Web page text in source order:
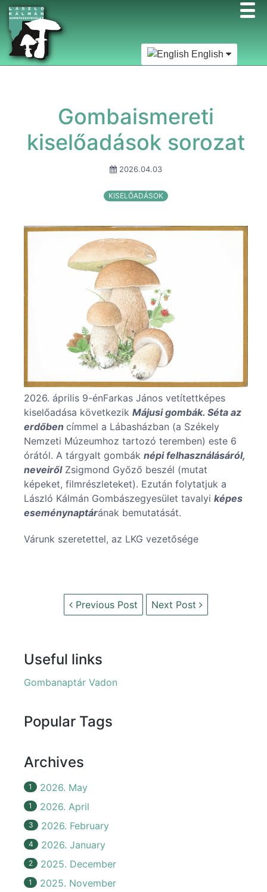
English
Gombaismereti
kiselőadások sorozat
2026.04.03
KISELŐADÁSOK
2026. április 9-énFarkas János vetítettképes
kiselőadása következik Májusi gombák. Séta az
erdőben címmel a Lábasházban (a Székely
Nemzeti Múzeumhoz tartozó teremben) este 6
órától. A tárgyalt gombák népi felhasználásáról,
neveirőlZsigmond Győző beszél (mutat
képeket, filmrészleteket). Ezután folytatjuk a
László Kálmán Gombászegyesület tavalyi képes
eseménynaptárának bemutatását.
Várunk szeretettel, az LKG vezetősége
Previous Post Next Post
Useful links
Gombanaptár Vadon
Popular Tags
Archives
1 2026. May
1 2026. April
3 2026. February
4 2026. January
2 2025. December
1 2025. November